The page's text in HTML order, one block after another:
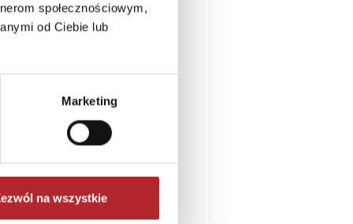
społecznościowym,
od Ciebie lub
Marketing
na wszystkie